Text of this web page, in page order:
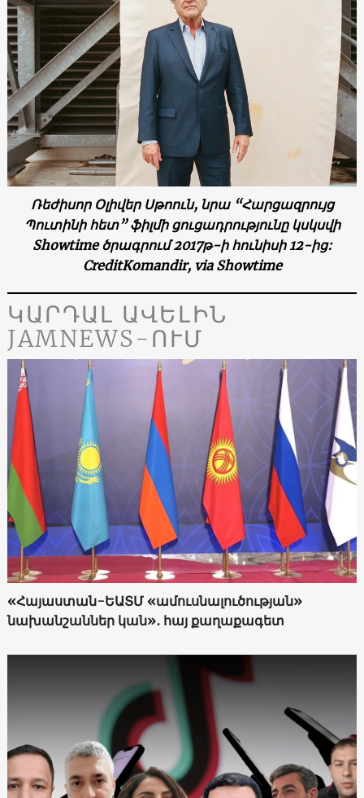
Ռեժիսոր Օլիվեր Սթոուն, նրա “Հարցազրույց
Պուտինի հետ” ֆիլմի ցուցադրությունը կսկսվի
Showtime ծրագրում 2017թ-ի հունիսի 12-ից:
CreditKomandir, via Showtime
ԿԱՐԴԱԼ ԱՎԵԼԻՆ
JAMNEWS-ՈՒՄ
«Հայաստան-ԵԱՏՄ «ամուսնալուծության»
նախանշաններ կան»․ հայ քաղաքագետ